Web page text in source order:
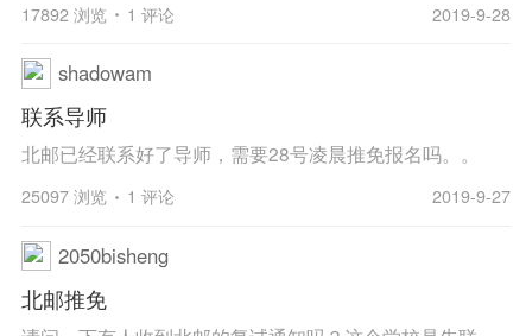
17892 浏览 1 评论 2019-9-28
shadowam
联系导师
北邮已经联系好了导师，需要28号凌晨推免报名吗。。
25097 浏览 1 评论 2019-9-27
2050bisheng
北邮推免